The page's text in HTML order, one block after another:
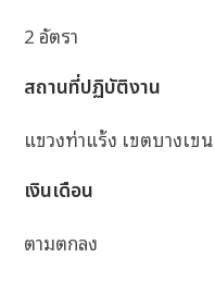
2 อัตรา
สถานที่ปฏิบัติงาน
แขวงท่าแร้ง เขตบางเ
เงินเดือน
ตามตกลง